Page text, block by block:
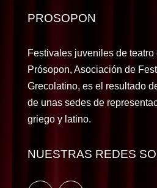
PROSOPON
Festivales juveniles de teatro
Prósopon, Asociación de
Grecolatino, es el resultado
de unas sedes de
griego y latino.
NUESTRAS REDES